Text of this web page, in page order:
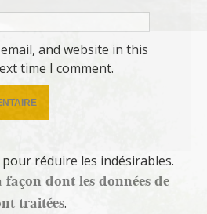
and website in this
time I comment.
réduire les indésirables.
dont les données de
traitées.